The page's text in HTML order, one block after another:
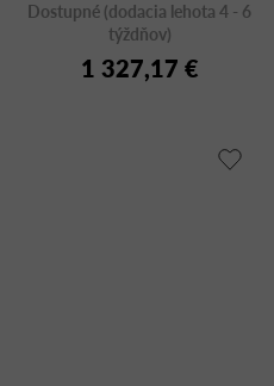
Dostupné (dodacia lehota 4 - 6
týždňov)
1 327,17 €